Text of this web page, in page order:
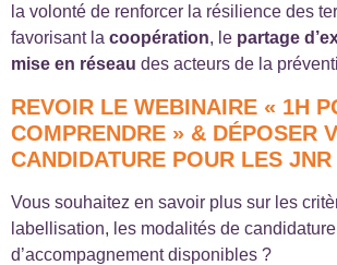
la volonté de renforcer la résilience des
favorisant la coopération, le partage
mise en réseau des acteurs de la
REVOIR LE WEBINAIRE « 1H
COMPRENDRE » & DÉPOSER
CANDIDATURE POUR LES JNR
Vous souhaitez en savoir plus sur les
labellisation, les modalités de
d’accompagnement disponibles ?